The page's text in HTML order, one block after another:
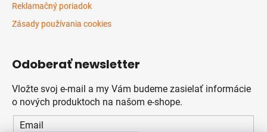
Reklamačný poriadok
Zásady používania cookies
Odoberať newsletter
Vložte svoj e-mail a my Vám budeme zasielať informácie
o nových produktoch na našom e-shope.
Email